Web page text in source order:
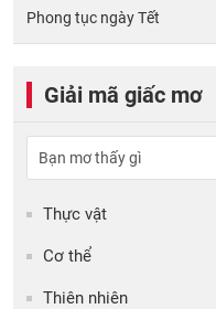
Phong tục ngày Tết
Giải mã giấc mơ
Thực vật
Cơ thể
Thiên nhiên